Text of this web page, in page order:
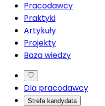
Pracodawcy
Praktyki
Artykuły
Projekty
Baza wiedzy
Dla pracodawcy
Strefa kandydata